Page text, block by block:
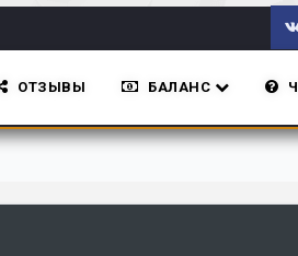
ОТЗЫВЫ БАЛАНС